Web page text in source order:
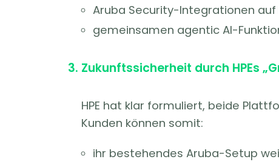
Aruba Security-Integrationen auf
gemeinsamen agentic AI-
Zukunftssicherheit durch HPEs
HPE hat klar formuliert, beide
Kunden können somit:
ihr bestehendes Aruba-Setup